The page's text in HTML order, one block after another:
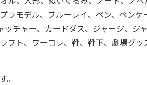
モデル、ブルーレイ、ペン、ペン
チャー、カードダス、ジャージ、ジ
フト、ワーコレ、靴、靴下、劇場グ
。